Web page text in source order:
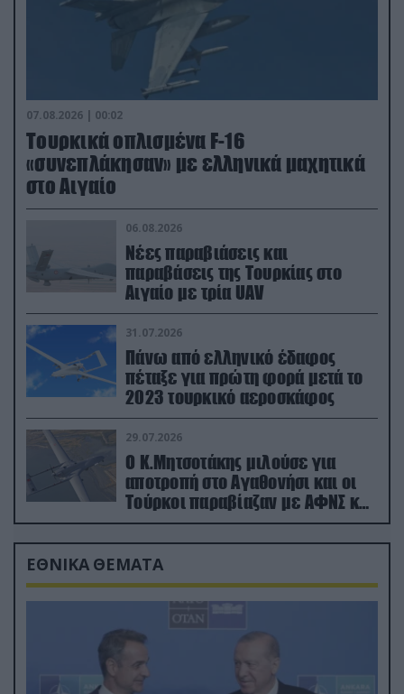
07.08.2026 | 00:02
Τουρκικά οπλισμένα F-16
«συνεπλάκησαν» με ελληνικά μαχητικά
στο Αιγαίο
06.08.2026
Νέες παραβιάσεις και
παραβάσεις της Τουρκίας στο
Αιγαίο με τρία UAV
31.07.2026
Πάνω από ελληνικό έδαφος
πέταξε για πρώτη φορά μετά το
2023 τουρκικό αεροσκάφος
29.07.2026
Ο Κ.Μητσοτάκης μιλούσε για
αποτροπή στο Αγαθονήσι και οι
Τούρκοι παραβίαζαν με ΑΦΝΣ και
drone
ΕΘΝΙΚΑ ΘΕΜΑΤΑ